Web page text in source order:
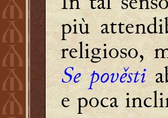
più
religioso,
Se pověsti
e poca